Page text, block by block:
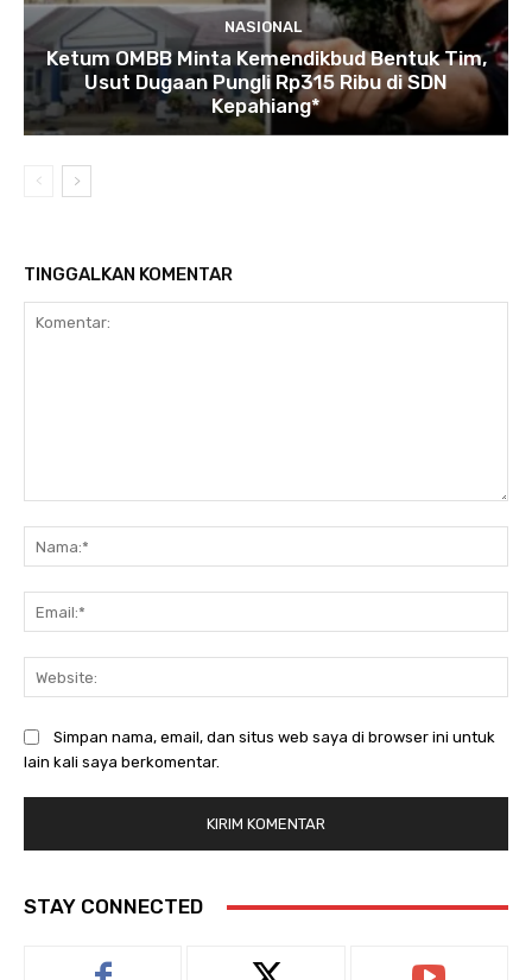
NASIONAL
Ketum OMBB Minta Kemendikbud Bentuk Tim,
Usut Dugaan Pungli Rp315 Ribu di SDN
Kepahiang*
TINGGALKAN KOMENTAR
Simpan nama, email, dan situs web saya di browser ini untuk
lain kali saya berkomentar.
STAY CONNECTED